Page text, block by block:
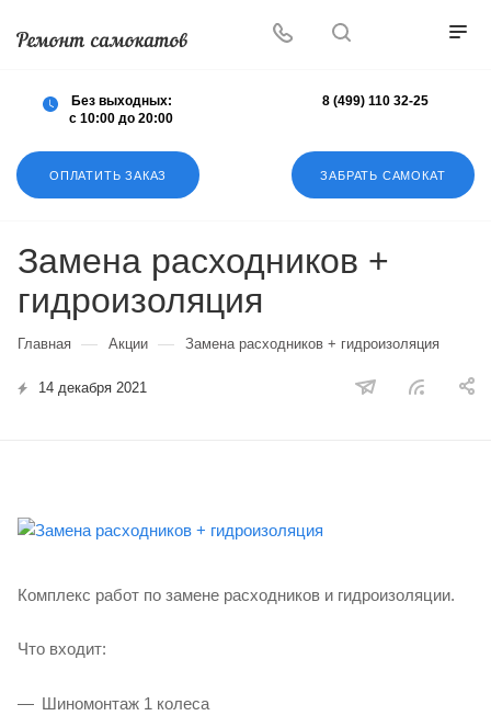
ОПЛАТИТЬ ЗАКАЗ ЗАБРАТЬ САМОКАТ
Без выходных:
с 10:00 до 20:00
8 (499) 110 32-25
Замена расходников +
гидроизоляция
Главная — Акции — Замена расходников + гидроизоляция
14 декабря 2021
Комплекс работ по замене расходников и гидроизоляции.
Что входит:
Шиномонтаж 1 колеса